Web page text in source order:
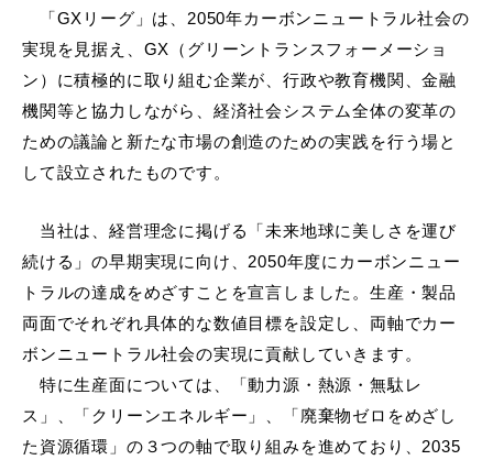
「GX リーグ」は、 2050年カーボンニュートラル社会の
実現を見据え、 GX （グリーントランスフォーメーショ
ン）に積極的に取り組む企業が、行政や教育機関、金融
機関等と協力しながら、経済社会システム全体の変革の
ための議論と新たな市場の創造のための実践を行う場と
して設立されたものです。
当社は、経営理念に掲げる「未来地球に美しさを運び
続ける」の早期実現に向け、 2050年度にカーボンニュー
トラルの達成をめざすことを宣言しました。生産・製品
両面でそれぞれ具体的な数値目標を設定し、両軸でカー
ボンニュートラル社会の実現に貢献していきます。
特に生産面については、「動力源・熱源・無駄レ
ス」、「クリーンエネルギー」、「廃棄物ゼロをめざし
た資源循環」の３つの軸で取り組みを進めており、 2035